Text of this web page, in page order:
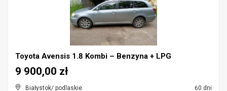
Toyota Avensis 1.8 Kombi – Benzyna + LPG
Białystok/ podlaskie 60 dni
9 900,00 zł